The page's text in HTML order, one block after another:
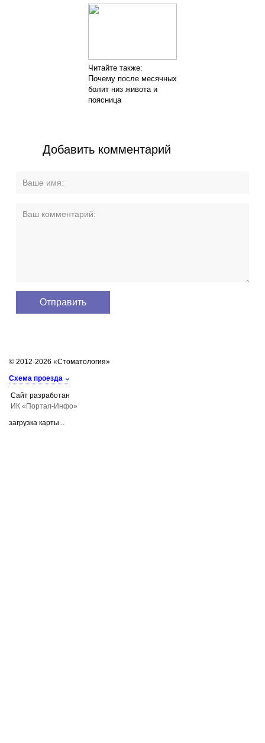
Читайте также:
Почему после месячных
болит низ живота и
поясница
Добавить комментарий
© 2012-2026 «Стоматология»
Схема проезда
Сайт разработан
ИК «Портал-Инфо»
загрузка карты...